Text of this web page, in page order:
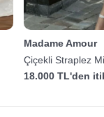
Madame Amour
Çiçekli Straplez
18.000 TL'den